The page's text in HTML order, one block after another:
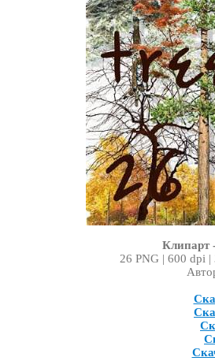
Клипарт
26 PNG | 600 dpi